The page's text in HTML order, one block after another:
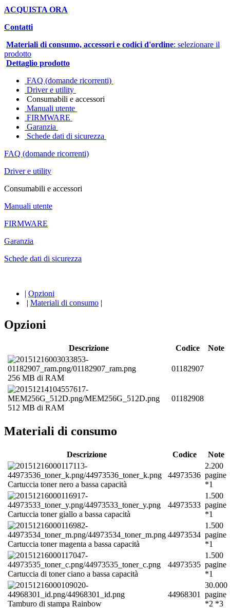
ACQUISTA ORA
Contatti
Materiali di consumo, accessori e codici d'ordine: selezionare il
prodotto
Dettaglio prodotto
FAQ (domande ricorrenti)
Driver e utility
Consumabili e accessori
Manuali utente
FIRMWARE
Garanzia
Schede dati di sicurezza
FAQ (domande ricorrenti)
Driver e utility
Consumabili e accessori
Manuali utente
FIRMWARE
Garanzia
Schede dati di sicurezza
| Opzioni
| Materiali di consumo |
Opzioni
Descrizione Codice Note
256 MB di RAM
01182907
512 MB di RAM
01182908
Materiali di consumo
Descrizione Codice Note
Cartuccia toner nero a bassa capacità
44973536
2.200
pagine
*1
Cartuccia toner giallo a bassa capacità
44973533
1.500
pagine
*1
Cartuccia toner magenta a bassa capacità
44973534
1.500
pagine
*1
Cartuccia di toner ciano a bassa capacità
44973535
1.500
pagine
*1
Tamburo di stampa Rainbow
44968301
30.000
pagine
*2 *3